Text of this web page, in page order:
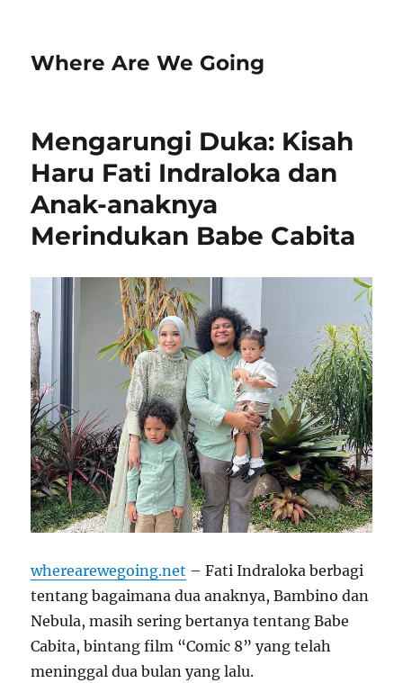
Where Are We Going
Mengarungi Duka: Kisah
Haru Fati Indraloka dan
Anak-anaknya
Merindukan Babe Cabita
wherearewegoing.net – Fati Indraloka berbagi
tentang bagaimana dua anaknya, Bambino dan
Nebula, masih sering bertanya tentang Babe
Cabita, bintang film “Comic 8” yang telah
meninggal dua bulan yang lalu.